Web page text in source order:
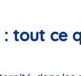
tout ce